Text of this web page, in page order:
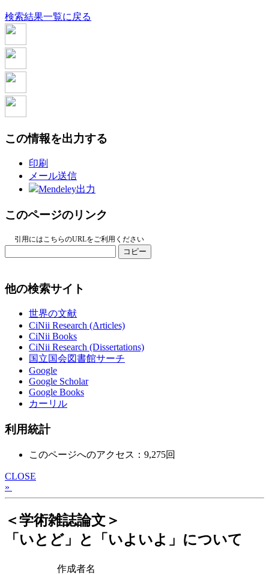
検索結果一覧に戻る
この情報を出力する
印刷
メール送信
Mendeley出力
このページのリンク
引用にはこちらのURLをご利用ください
コピー
他の検索サイト
世界の文献
CiNii Research (Articles)
CiNii Books
CiNii Research (Dissertations)
国立国会図書館サーチ
Google
Google Scholar
Google Books
カーリル
利用統計
このページへのアクセス：9,275回
CLOSE
»
＜学術雑誌論文＞
「いとど」と「いよいよ」について
作成者名